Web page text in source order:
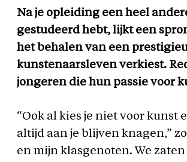
Na je opleiding een heel
gestudeerd hebt, lijkt een
het behalen van een
kunstenaarsleven verkiest.
jongeren die hun passie voor
“Ook al kies je niet voor kunst
altijd aan je blijven knagen,”
en mijn klasgenoten. We